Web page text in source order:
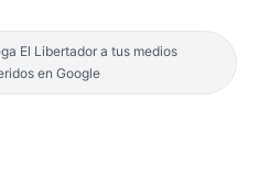
El Libertador a tus medios
en Google